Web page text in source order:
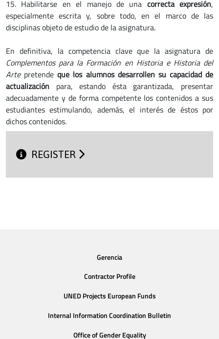
15. Habilitarse en el manejo de una correcta expresión,
especialmente escrita y, sobre todo, en el marco de las
disciplinas objeto de estudio de la asignatura.
En definitiva, la competencia clave que la asignatura de
Complementos para la Formación en Historia e Historia del
Artepretendeque los alumnos desarrollen su capacidad de
actualización para, estando ésta garantizada, presentar
adecuadamente y de forma competente los contenidos a sus
estudiantes estimulando, además, el interés de éstos por
dichos contenidos.
REGISTER
Gerencia
Contractor Profile
UNED Projects European Funds
Internal Information Coordination Bulletin
Office of Gender Equality